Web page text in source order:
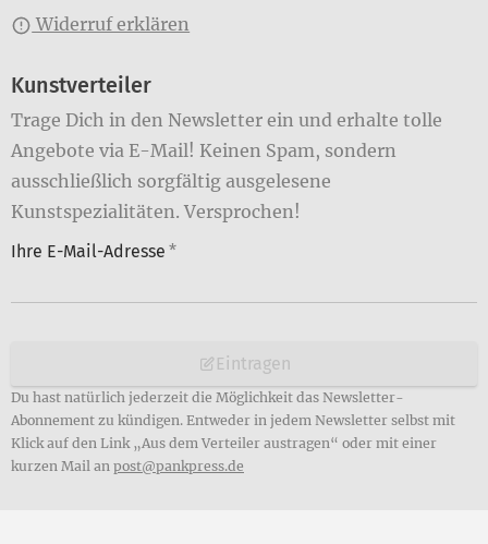
Widerruf erklären
Kunstverteiler
Trage Dich in den Newsletter ein und erhalte tolle
Angebote via E-Mail! Keinen Spam, sondern
ausschließlich sorgfältig ausgelesene
Kunstspezialitäten. Versprochen!
Ihre E-Mail-Adresse *
Eintragen
Du hast natürlich jederzeit die Möglichkeit das Newsletter-
Abonnement zu kündigen. Entweder in jedem Newsletter selbst mit
Klick auf den Link „Aus dem Verteiler austragen“ oder mit einer
kurzen Mail an post@pankpress.de